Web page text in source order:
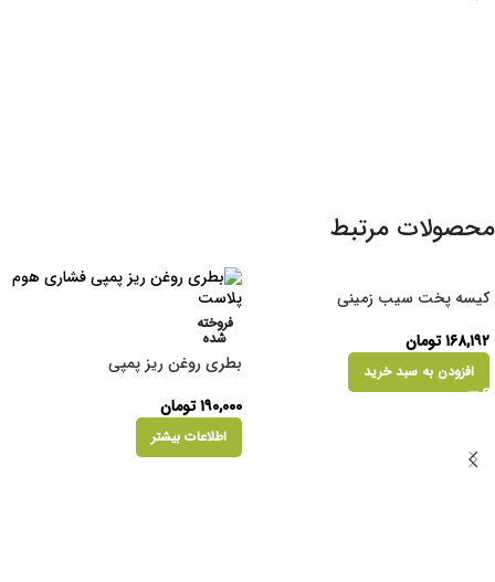
محصولات مرتبط
کیسه پخت سیب زمینی
۱۶۸,۱۹۲تومان
افزودن به سبد خرید
فروخته
شده
بطری روغن ریز پمپی
۱۹۰,۰۰۰تومان
اطلاعات بیشتر